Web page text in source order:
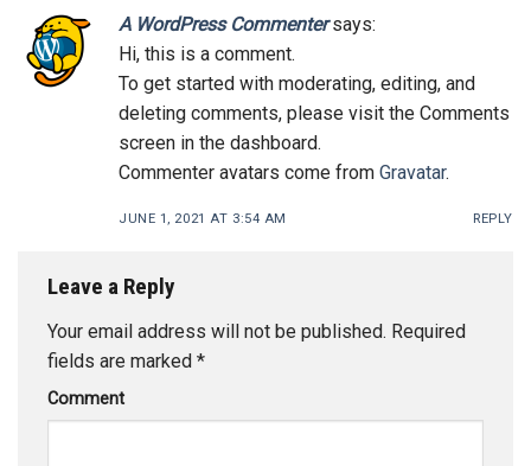
A WordPress Commenter says:
Hi, this is a comment.
To get started with moderating, editing, and
deleting comments, please visit the Comments
screen in the dashboard.
Commenter avatars come from Gravatar.
JUNE 1, 2021 AT 3:54 AM REPLY
Leave a Reply
Your email address will not be published. Required
fields are marked *
Comment